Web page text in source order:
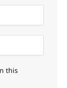
this